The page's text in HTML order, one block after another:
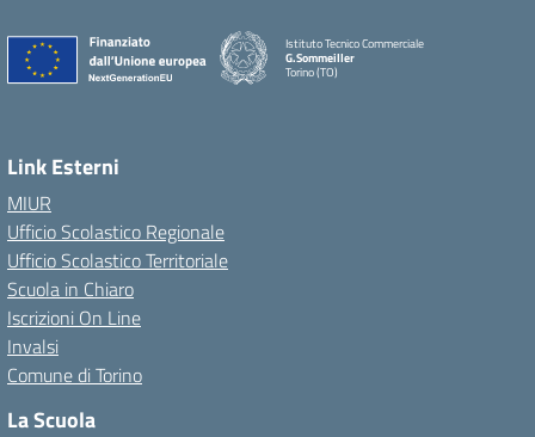
Istituto Tecnico Commerciale
G.Sommeiller
Torino (TO)
Link Esterni
MIUR
Ufficio Scolastico Regionale
Ufficio Scolastico Territoriale
Scuola in Chiaro
Iscrizioni On Line
Invalsi
Comune di Torino
La Scuola